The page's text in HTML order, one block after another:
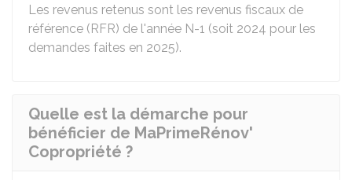
Les revenus retenus sont les revenus fiscaux de
référence (RFR) de l'année N-1 (soit 2024 pour les
demandes faites en 2025).
Quelle est la démarche pour
bénéficier de MaPrimeRénov'
Copropriété ?